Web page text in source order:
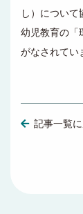
し）について
幼児教育の「
がなされてい
記事一覧